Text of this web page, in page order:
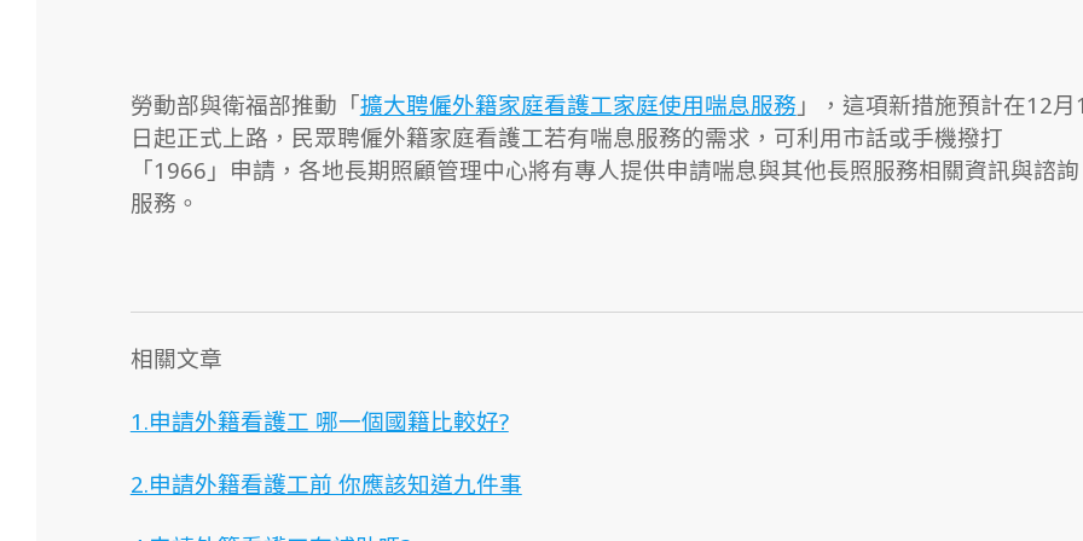
勞動部與衛福部推動「擴大聘僱外籍家庭看護工家庭使用喘息服務 」，這項新措施預計在12月
日起正式上路，民眾聘僱外籍家庭看護工若有喘息服務的需求，可利用市話或手機撥打
「1966」申請，各地長期照顧管理中心將有專人提供申請喘息與其他長照服務相關資訊與諮詢
服務。
相關文章
1.申請外籍看護工 哪一個國籍比較好?
2.申請外籍看護工前 你應該知道九件事